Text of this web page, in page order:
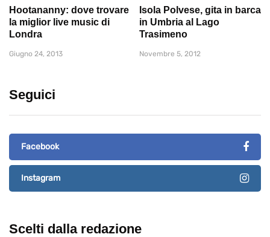
Hootananny: dove trovare
la miglior live music di
Londra
Giugno 24, 2013
Isola Polvese, gita in barca
in Umbria al Lago
Trasimeno
Novembre 5, 2012
Seguici
Facebook
Instagram
Scelti dalla redazione